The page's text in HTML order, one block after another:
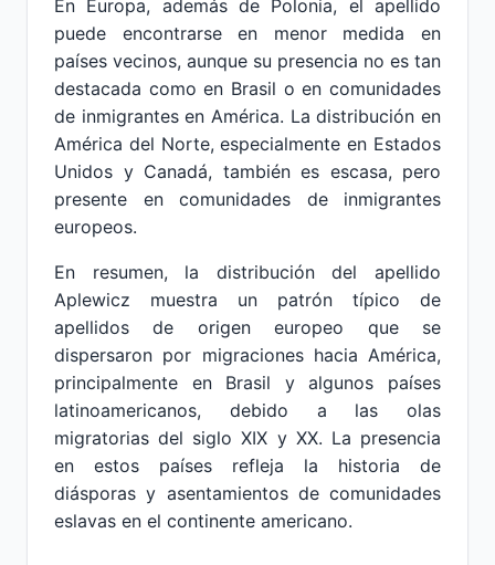
En Europa, además de Polonia, el apellido
puede encontrarse en menor medida en
países vecinos, aunque su presencia no es tan
destacada como en Brasil o en comunidades
de inmigrantes en América. La distribución en
América del Norte, especialmente en Estados
Unidos y Canadá, también es escasa, pero
presente en comunidades de inmigrantes
europeos.
En resumen, la distribución del apellido
Aplewicz muestra un patrón típico de
apellidos de origen europeo que se
dispersaron por migraciones hacia América,
principalmente en Brasil y algunos países
latinoamericanos, debido a las olas
migratorias del siglo XIX y XX. La presencia
en estos países refleja la historia de
diásporas y asentamientos de comunidades
eslavas en el continente americano.